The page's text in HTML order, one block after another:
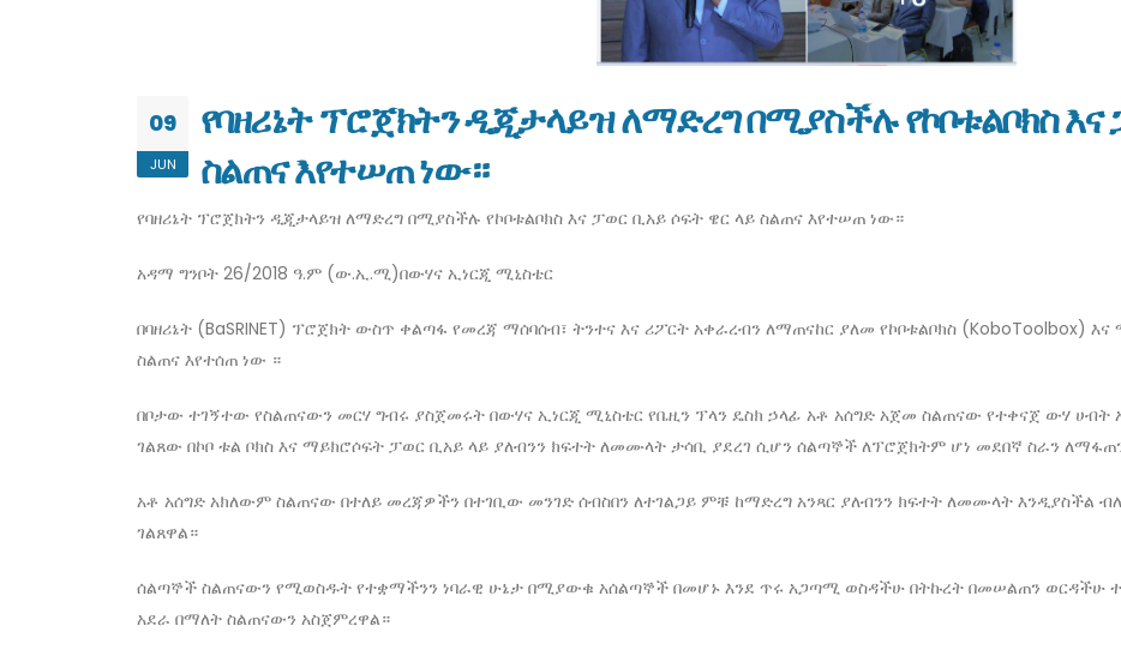
09
JUN
የባዘሪኔት ፕሮጀክትን ዲጂታላይዝ ለማድረግ በሚያስችሉ የኮቦቱልቦክስ
ስልጠና እየተሠጠ ነው።
የባዘሪኔት ፕሮጀክትን ዲጂታላይዝ ለማድረግ በሚያስችሉ የኮቦቱልቦክስ እና ፓወር ቢአይ ሶፍት ዌር ላይ ስልጠና እየተሠጠ ነው።
አዳማ ግንቦት 26/2018 ዓ.ም (ው.ኢ.ሚ)በውሃና ኢነርጂ ሚኒስቴር
በባዘሪኔት (BaSRINET) ፕሮጀክት ውስጥ ቀልጣፋ የመረጃ ማሰባሰብ፣ ትንተና እና ሪፖርት አቀራረብን ለማጠናከር ያለመ የኮቦቱልቦክስ (KoboToolbox)
ስልጠና እየተሰጠ ነው ።
በቦታው ተገኝተው የስልጠናውን መርሃ ግብሩ ያስጀመሩት በውሃና ኢነርጂ ሚኒስቴር የቤዚን ፕላን ዴስክ ኃላፊ አቶ አሰግድ አጀመ ስልጠናው የተቀናጀ ውሃ ሀብት
ገልጸው በኮቦ ቱል ቦክስ እና ማይክሮሶፍት ፓወር ቢአይ ላይ ያለብንን ክፍተት ለመሙላት ታሳቢ ያደረገ ሲሆን ሰልጣኞች ለፕሮጀክትም ሆነ መደበኛ ስራን
አቶ አሰግድ አክለውም ስልጠናው በተለይ መረጃዎችን በተገቢው መንገድ ሰብስበን ለተገልጋይ ምቹ ከማድረግ አንጻር ያለብንን ክፍተት ለመሙላት እንዲያስችል
ገልጸዋል።
ሰልጣኞች ስልጠናውን የሚወስዱት የተቋማችንን ነባራዊ ሁኔታ በሚያውቁ አሰልጣኞች በመሆኑ እንደ ጥሩ አጋጣሚ ወስዳችሁ በትኩረት በመሠልጠን ወርዳችሁ
አደራ በማለት ስልጠናውን አስጀምረዋል።